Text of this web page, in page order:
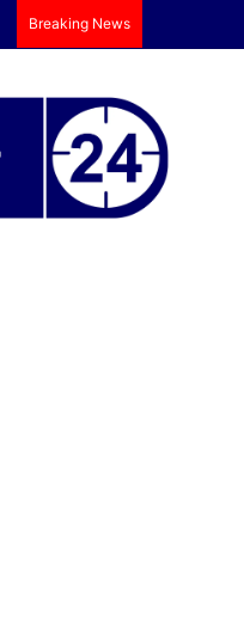
Breaking News